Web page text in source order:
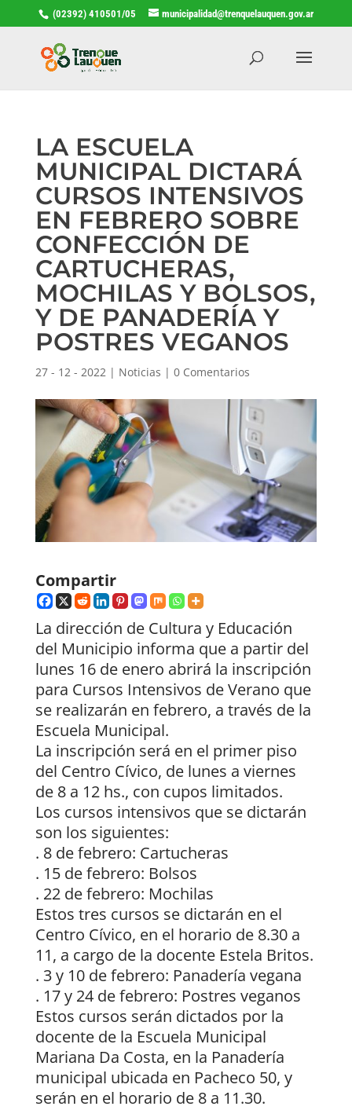
(02392) 410501/05 municipalidad@trenquelauquen.gov.ar
LA ESCUELA
MUNICIPAL DICTARÁ
CURSOS INTENSIVOS
EN FEBRERO SOBRE
CONFECCIÓN DE
CARTUCHERAS,
MOCHILAS Y BOLSOS,
Y DE PANADERÍA Y
POSTRES VEGANOS
27 - 12 - 2022 | Noticias | 0 Comentarios
Compartir
La dirección de Cultura y Educación
del Municipio informa que a partir del
lunes 16 de enero abrirá la inscripción
para Cursos Intensivos de Verano que
se realizarán en febrero, a través de la
Escuela Municipal.
La inscripción será en el primer piso
del Centro Cívico, de lunes a viernes
de 8 a 12 hs., con cupos limitados.
Los cursos intensivos que se dictarán
son los siguientes:
. 8 de febrero: Cartucheras
. 15 de febrero: Bolsos
. 22 de febrero: Mochilas
Estos tres cursos se dictarán en el
Centro Cívico, en el horario de 8.30 a
11, a cargo de la docente Estela Britos.
. 3 y 10 de febrero: Panadería vegana
. 17 y 24 de febrero: Postres veganos
Estos cursos serán dictados por la
docente de la Escuela Municipal
Mariana Da Costa, en la Panadería
municipal ubicada en Pacheco 50, y
serán en el horario de 8 a 11.30.